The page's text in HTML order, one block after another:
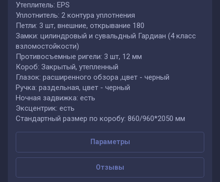
Утеплитель: EPS
Уплотнитель: 2 контура уплотнения
Петли: 3 шт, внешние, открывание 180
Замки: цилиндровый и сувальдный Гардиан (4 класс
взломостойкости)
Противосъемные ригели: 3 шт, 12 мм
Короб: Закрытый, утепленный
Глазок: расширенного обзора ,цвет - черный
Ручка: раздельная, цвет - черный
Ночная задвижка: есть
Эксцентрик: есть
Стандартный размер по коробу: 860/960*2050 мм
Параметры
Отзывы